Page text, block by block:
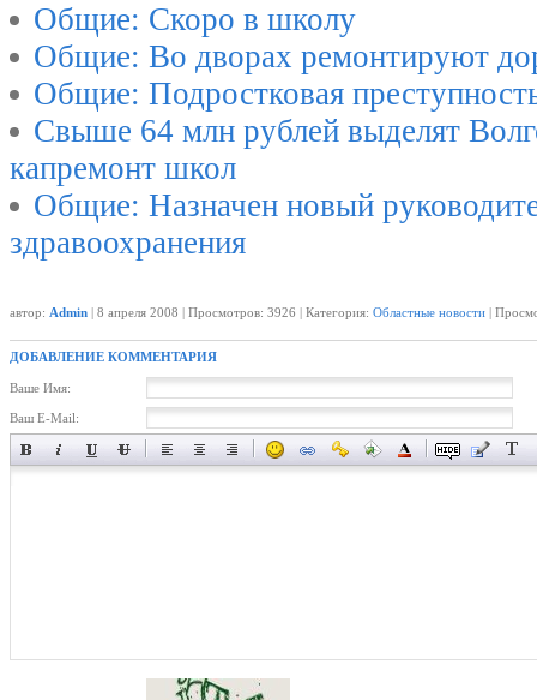
Общие: Скоро в школу
Общие: Во дворах ремонтируют
Общие: Подростковая
Свыше 64 млн рублей выделят
капремонт школ
Общие: Назначен новый
здравоохранения
автор: Admin | 8 апреля 2008 | Просмотров: 3926 | Категория: Областные новости |
ДОБАВЛЕНИЕ КОММЕНТАРИЯ
Ваше Имя:
Ваш E-Mail: